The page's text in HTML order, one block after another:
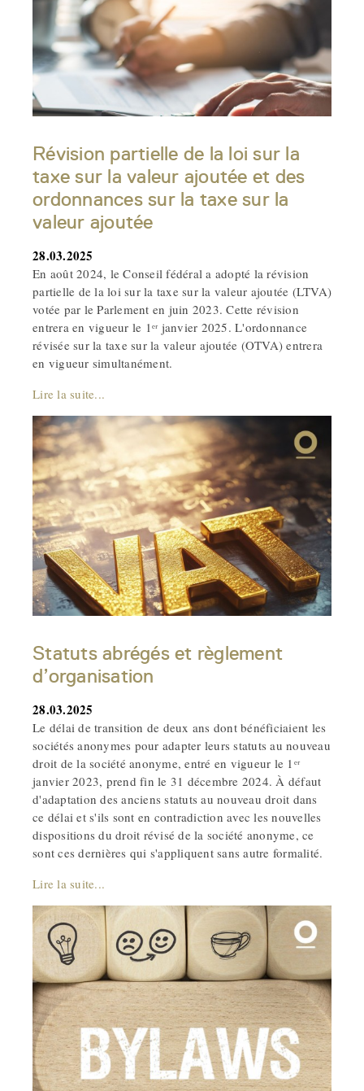
Révision partielle de la loi sur la
taxe sur la valeur ajoutée et des
ordonnances sur la taxe sur la
valeur ajoutée
28.03.2025
En août 2024, le Conseil fédéral a adopté la révision
partielle de la loi sur la taxe sur la valeur ajoutée (LTVA)
votée par le Parlement en juin 2023. Cette révision
entrera en vigueur le 1ᵉʳ janvier 2025. L'ordonnance
révisée sur la taxe sur la valeur ajoutée (OTVA) entrera
en vigueur simultanément.
Lire la suite...
Statuts abrégés et règlement
d’organisation
28.03.2025
Le délai de transition de deux ans dont bénéficiaient les
sociétés anonymes pour adapter leurs statuts au nouveau
droit de la société anonyme, entré en vigueur le 1ᵉʳ
janvier 2023, prend fin le 31 décembre 2024. À défaut
d'adaptation des anciens statuts au nouveau droit dans
ce délai et s'ils sont en contradiction avec les nouvelles
dispositions du droit révisé de la société anonyme, ce
sont ces dernières qui s'appliquent sans autre formalité.
Lire la suite...